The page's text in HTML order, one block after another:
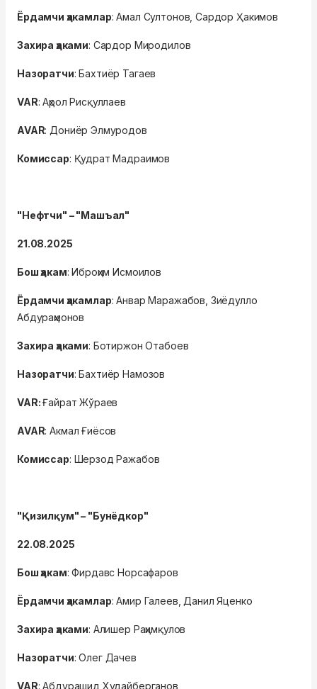
Ёрдамчи ҳакамлар: Амал Султонов, Сардор Ҳакимов
Захира ҳаками: Сардор Миродилов
Назоратчи: Бахтиёр Тагаев
VAR: Аҳрол Рисқуллаев
AVAR: Дониёр Элмуродов
Комиссар: Қудрат Мадраимов
"Нефтчи" – "Машъал"
21.08.2025
Бош ҳакам: Иброҳим Исмоилов
Ёрдамчи ҳакамлар: Анвар Маражабов, Зиёдулло
Абдураҳмонов
Захира ҳаками: Ботиржон Отабоев
Назоратчи: Бахтиёр Намозов
VAR:Ғайрат Жўраев
AVAR: Акмал Ғиёсов
Комиссар: Шерзод Ражабов
"Қизилқум" – "Бунёдкор"
22.08.2025
Бош ҳакам: Фирдавс Норсафаров
Ёрдамчи ҳакамлар: Амир Галеев, Данил Яценко
Захира ҳаками: Алишер Раҳимқулов
Назоратчи: Олег Дачев
VAR: Абдурашид Худайберганов